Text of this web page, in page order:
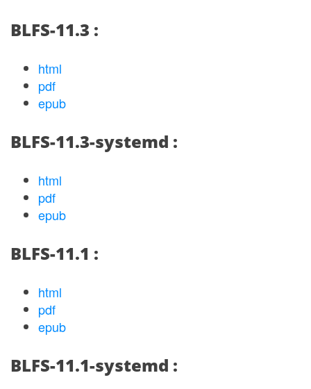
BLFS-11.3 :
html
pdf
epub
BLFS-11.3-systemd :
html
pdf
epub
BLFS-11.1 :
html
pdf
epub
BLFS-11.1-systemd :